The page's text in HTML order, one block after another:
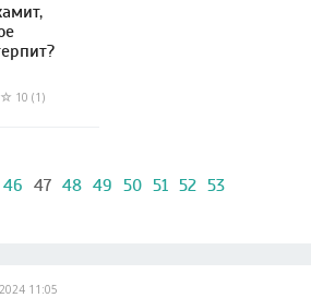
10 (1)
46 47 48 49 50 51 52 53
11:05